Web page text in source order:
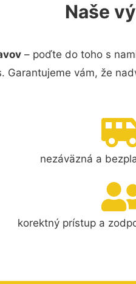
Naše
– poďte do toho s
Garantujeme vám, že
nezáväzná a
korektný prístup a